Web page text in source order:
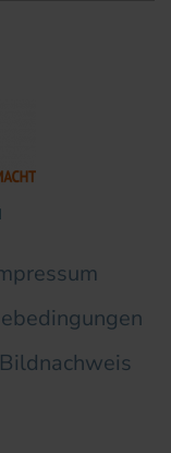
Bildnachweis